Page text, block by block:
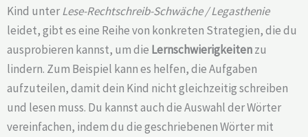
Kind unterLese-Rechtschreib-Schwäche / Legasthenie
leidet, gibt es eine Reihe von konkreten Strategien, die du
ausprobieren kannst, um die Lernschwierigkeitenzu
lindern. Zum Beispiel kann es helfen, die Aufgaben
aufzuteilen, damit dein Kind nicht gleichzeitig schreiben
und lesen muss. Du kannst auch die Auswahl der Wörter
vereinfachen, indem du die geschriebenen Wörter mit